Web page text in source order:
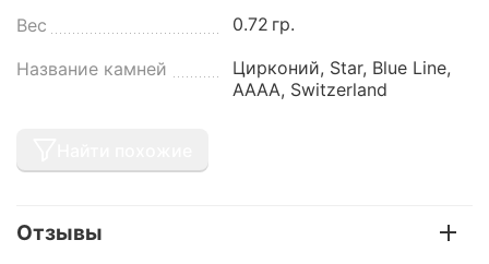
Вес 0.72 гр.
Название камней
Цирконий, Star, Blue Line,
AAAA, Switzerland
Отзывы